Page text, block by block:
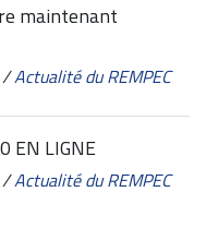
maintenant
/Actualité du REMPEC
EN LIGNE
/Actualité du REMPEC